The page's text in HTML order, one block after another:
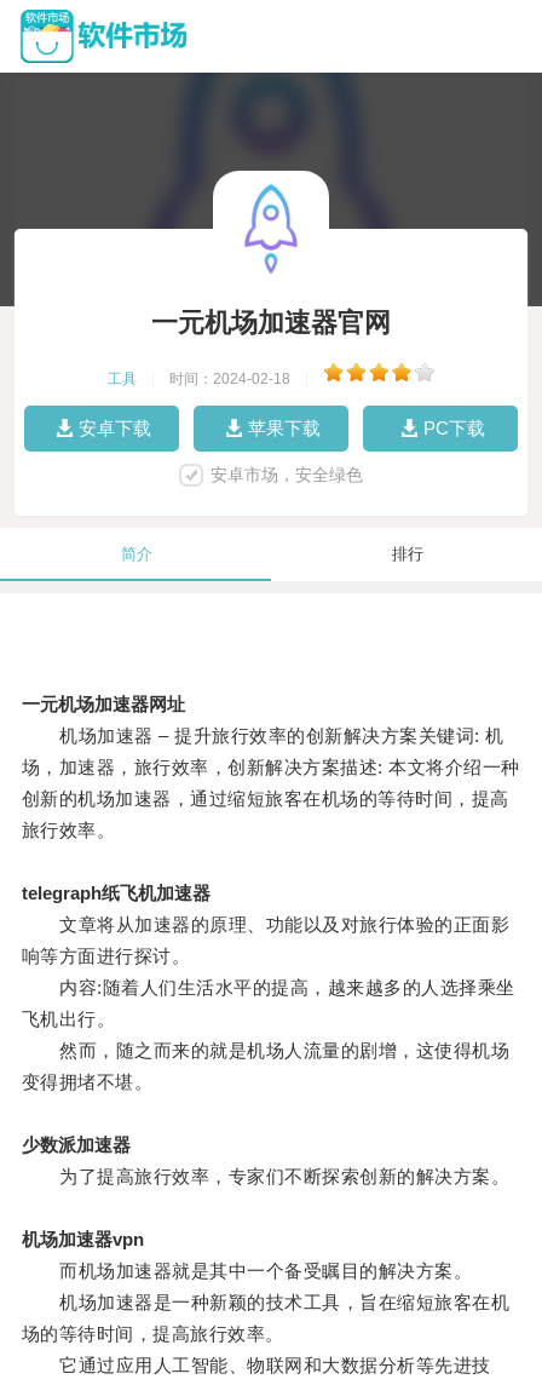
一元机场加速器官网
工具 时间：2024-02-18
安卓下载 苹果下载 PC下载
安卓市场，安全绿色
简介 排行
一元机场加速器网址
机场加速器 – 提升旅行效率的创新解决方案关键词: 机
场，加速器，旅行效率，创新解决方案描述: 本文将介绍一种
创新的机场加速器，通过缩短旅客在机场的等待时间，提高
旅行效率。
telegraph纸飞机加速器
文章将从加速器的原理、功能以及对旅行体验的正面影
响等方面进行探讨。
内容:随着人们生活水平的提高，越来越多的人选择乘坐
飞机出行。
然而，随之而来的就是机场人流量的剧增，这使得机场
变得拥堵不堪。
少数派加速器
为了提高旅行效率，专家们不断探索创新的解决方案。
机场加速器vpn
而机场加速器就是其中一个备受瞩目的解决方案。
机场加速器是一种新颖的技术工具，旨在缩短旅客在机
场的等待时间，提高旅行效率。
它通过应用人工智能、物联网和大数据分析等先进技